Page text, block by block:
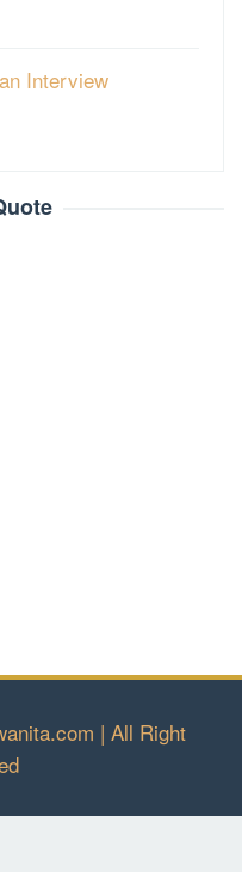
Interview
| All Right